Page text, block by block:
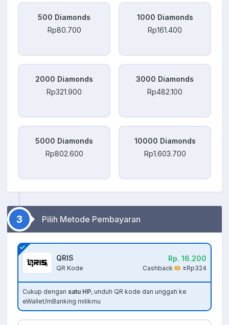
500 Diamonds
Rp80.700
1000 Diamonds
Rp161.400
2000 Diamonds
Rp321.900
3000 Diamonds
Rp482.100
5000 Diamonds
Rp802.600
10000 Diamonds
Rp1.603.700
3 Pilih Metode Pembayaran
QRIS
QR Kode
Rp. 16.200
Cashback ±Rp324
Cukup dengan satu HP, unduh QR kode dan unggah ke
eWallet/mBanking milikmu